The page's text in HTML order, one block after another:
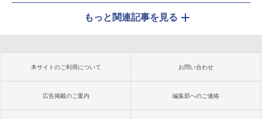
もっと関連記事を見る
本サイトのご利用について お問い合わせ
広告掲載のご案内 編集部へのご連絡